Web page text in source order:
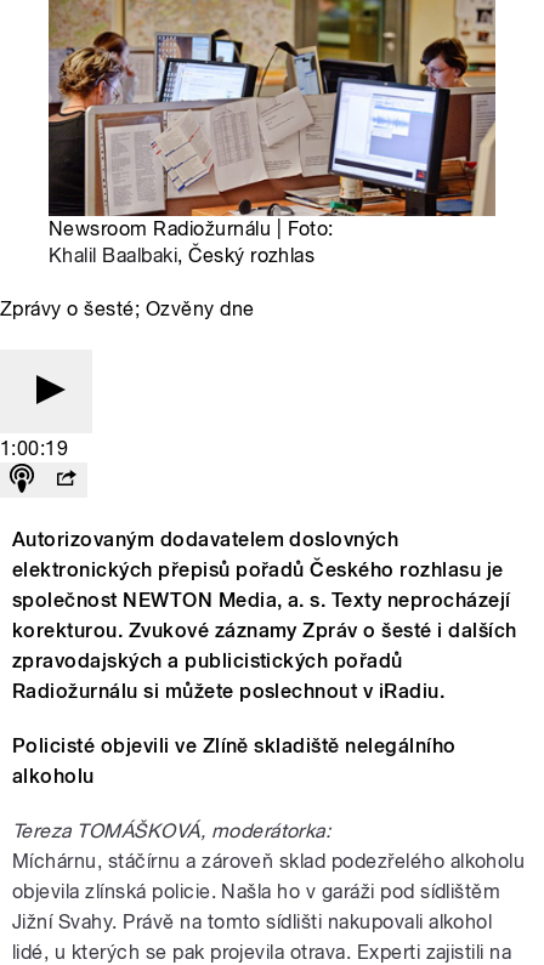
Newsroom Radiožurnálu | Foto:
Khalil Baalbaki, Český rozhlas
Zprávy o šesté; Ozvěny dne
1:00:19
Autorizovaným dodavatelem doslovných
elektronických přepisů pořadů Českého rozhlasu je
společnost NEWTON Media, a. s. Texty neprocházejí
korekturou. Zvukové záznamy Zpráv o šesté i dalších
zpravodajských a publicistických pořadů
Radiožurnálu si můžete poslechnout v iRadiu.
Policisté objevili ve Zlíně skladiště nelegálního
alkoholu
Tereza TOMÁŠKOVÁ, moderátorka:
Míchárnu, stáčírnu a zároveň sklad podezřelého alkoholu
objevila zlínská policie. Našla ho v garáži pod sídlištěm
Jižní Svahy. Právě na tomto sídlišti nakupovali alkohol
lidé, u kterých se pak projevila otrava. Experti zajistili na